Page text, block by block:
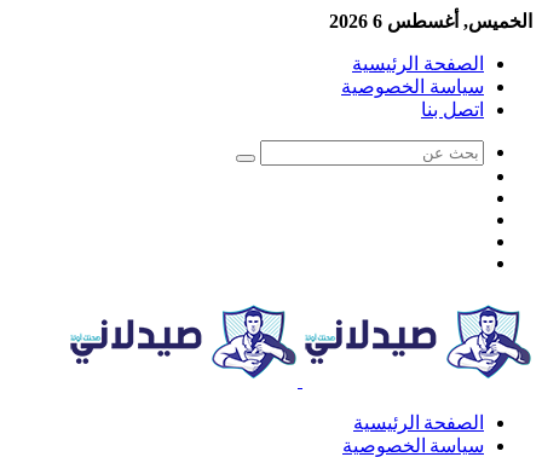
الخميس, أغسطس 6 2026
الصفحة الرئيسية
سياسة الخصوصية
اتصل بنا
الصفحة الرئيسية
سياسة الخصوصية